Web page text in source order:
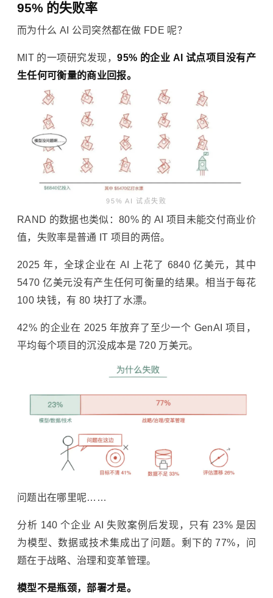
95% 的失败率
而为什么 AI 公司突然都在做 FDE 呢？
MIT 的一项研究发现，95% 的企业 AI 试点项目没有产
生任何可衡量的商业回报。
95% AI 试点失败
RAND 的数据也类似：80% 的 AI 项目未能交付商业价
值，失败率是普通 IT 项目的两倍。
2025 年，全球企业在 AI 上花了 6840 亿美元，其中
5470 亿美元没有产生任何可衡量的结果。相当于每花
100 块钱，有 80 块打了水漂。
42% 的企业在 2025 年放弃了至少一个 GenAI 项目，
平均每个项目的沉没成本是 720 万美元。
问题出在哪里呢……
分析 140 个企业 AI 失败案例后发现，只有 23% 是因
为模型、数据或技术集成出了问题。剩下的 77%，问
题在于战略、治理和变革管理。
模型不是瓶颈，部署才是。